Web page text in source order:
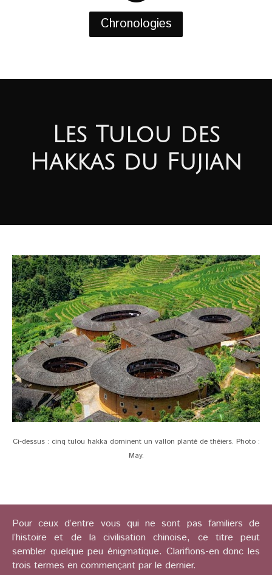
Chronologies
Les Tulou des
Hakkas du Fujian
Ci-dessus : cinq tulou hakka dominent un vallon planté de théiers. Photo :
May.
Pour ceux d’entre vous qui ne sont pas familiers de
l’histoire et de la civilisation chinoise, ce titre peut
sembler quelque peu énigmatique. Clarifions-en donc les
trois termes en commençant par le dernier.